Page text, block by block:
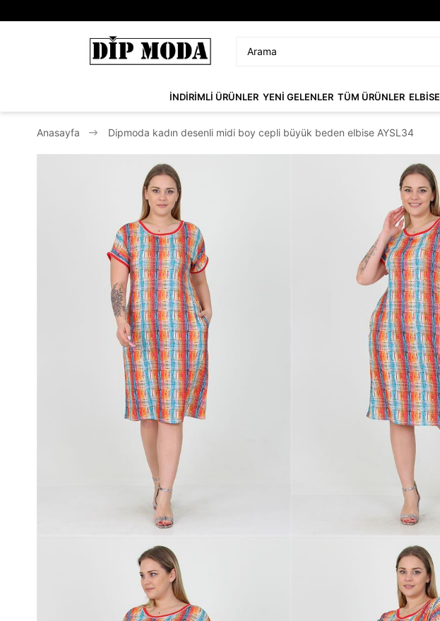
İNDİRİMLİ ÜRÜNLER YENİ GELENLER TÜM ÜRÜNLER ELBİSE
Anasayfa Dipmoda kadın desenli midi boy cepli büyük beden elbise AYSL34